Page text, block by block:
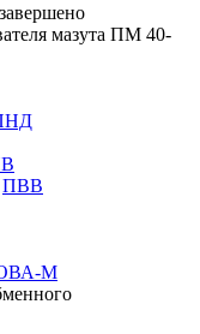
мазута ПМ 40-
ПВВ
М